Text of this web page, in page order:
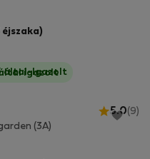
éjszaka)
által-Igazolt
5.0(9)
(3A)